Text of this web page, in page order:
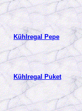
Kühlregal Pepe
Kühlregal Puket